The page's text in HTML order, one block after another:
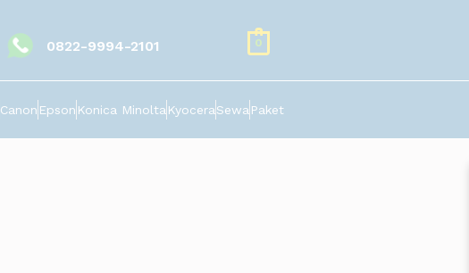
0822-9994-2101 0
Canon Epson Konica Minolta KyoceraSewa Paket